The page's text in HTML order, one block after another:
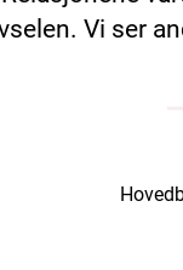
Vi ser